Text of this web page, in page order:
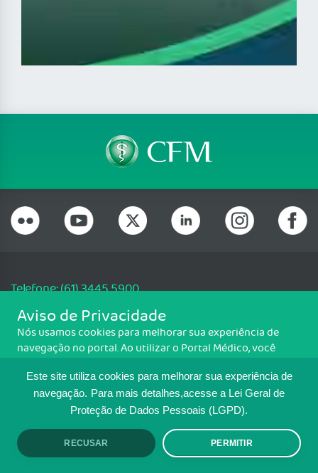
Este site utiliza cookies para melhorar sua experiência de
navegação. Para mais detalhes,acesse a Lei Geral de
Proteção de Dados Pessoais (LGPD).
RECUSAR PERMITIR
Telefone: (61) 3445 5900
Email: cfm@portalmedico.org.br
SGAS 616, Conjunto D, Lote 115, L2 Sul, Brasília/DF - CEP: 70200-760 -
CNPJ: 33.583.550/0001-30
MAPA DO SITE
TRANSPARÊNCIA E PRESTAÇÃO DE
CONTAS
Aviso de Privacidade
Nós usamos cookies para melhorar sua experiência de
navegação no portal. Ao utilizar o Portal Médico, você
Para ter mais informações sobre como isso é feito, acesse
Política de cookies. Se você concorda, clique em ACEITO.
ACEITO